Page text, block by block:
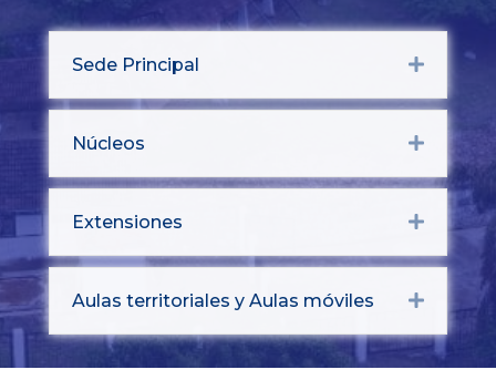
Sede Principal Expand
Núcleos Expand
Extensiones Expand
Aulas territoriales y Aulas móviles Expand